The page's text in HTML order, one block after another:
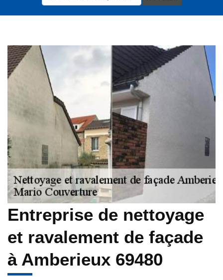
Entreprise de nettoyage
et ravalement de façade
à Amberieux 69480